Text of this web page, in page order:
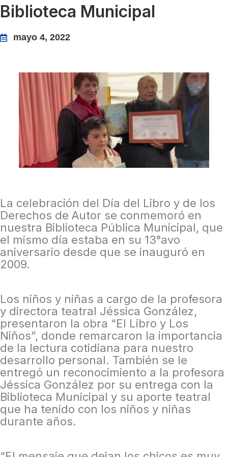
Biblioteca Municipal
mayo 4, 2022
La celebración del Día del Libro y de los
Derechos de Autor se conmemoró en
nuestra Biblioteca Pública Municipal, que
el mismo día estaba en su 13°avo
aniversario desde que se inauguró en
2009.
Los niños y niñas a cargo de la profesora
y directora teatral Jéssica González,
presentaron la obra “El Libro y Los
Niños”, donde remarcaron la importancia
de la lectura cotidiana para nuestro
desarrollo personal. También se le
entregó un reconocimiento a la profesora
Jéssica González por su entrega con la
Biblioteca Municipal y su aporte teatral
que ha tenido con los niños y niñas
durante años.